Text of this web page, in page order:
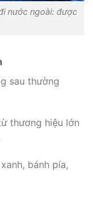
nước ngoài: được
sau thường
thương hiệu lớn
bánh pía,